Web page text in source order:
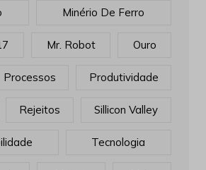
Minério De Ferro
Mr. Robot Ouro
Processos Produtividade
Rejeitos Sillicon Valley
Tecnologia